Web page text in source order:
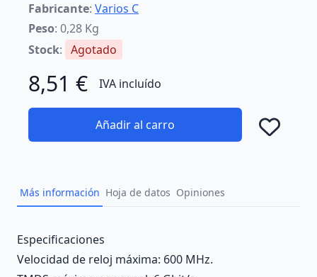
Fabricante: Varios C
Peso: 0,28 Kg
Stock: Agotado
8,51 € IVA incluído
Añadir al carro
Más información Hoja de datos Opiniones
Description
Especificaciones
Velocidad de reloj máxima: 600 MHz.